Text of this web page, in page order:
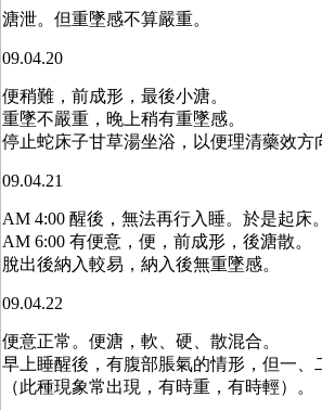
溏泄。但重墜感不算嚴重。
09.04.20
便稍難，前成形，最後小溏。
重墜不嚴重，晚上稍有重墜感。
停止蛇床子甘草湯坐浴，以便理清藥效方
09.04.21
AM 4:00 醒後，無法再行入睡。於是起床。
AM 6:00 有便意，便，前成形，後溏散。
脫出後納入較易，納入後無重墜感。
09.04.22
便意正常。便溏，軟、硬、散混合。
早上睡醒後，有腹部脹氣的情形，但一、
（此種現象常出現，有時重，有時輕）。